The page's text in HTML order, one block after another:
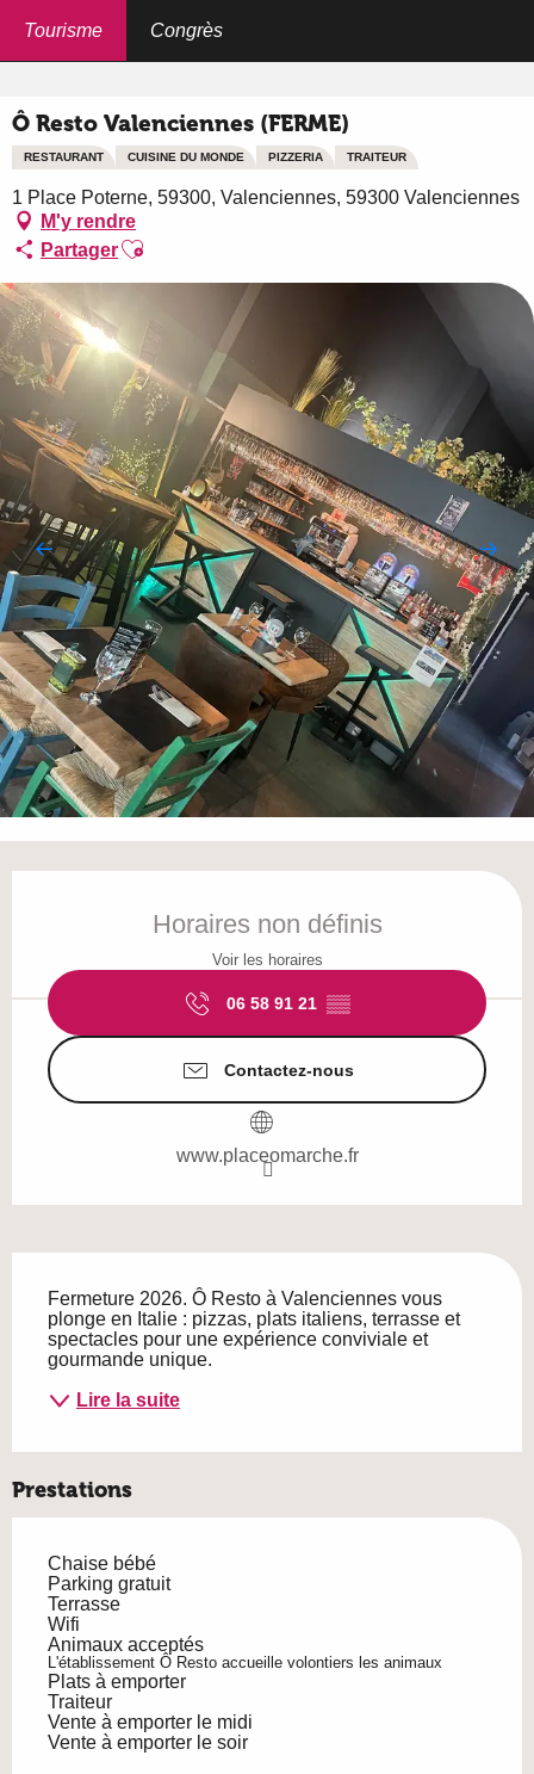
Tourisme Congrès
Ô Resto Valenciennes (FERME)
RESTAURANT CUISINE DU MONDE PIZZERIA TRAITEUR
1 Place Poterne, 59300, Valenciennes, 59300 Valenciennes
M'y rendre
PartagerAjouter aux favoris
Horaires non définis
Voir les horaires
06 58 91 21 ▒▒
Contactez-nous
www.placeomarche.fr
Fermeture 2026. Ô Resto à Valenciennes vous
plonge en Italie : pizzas, plats italiens, terrasse et
spectacles pour une expérience conviviale et
gourmande unique.
Lire la suite
Prestations
Chaise bébé
Parking gratuit
Terrasse
Wifi
Animaux acceptés
L'établissement Ô Resto accueille volontiers les animaux
Plats à emporter
Traiteur
Vente à emporter le midi
Vente à emporter le soir